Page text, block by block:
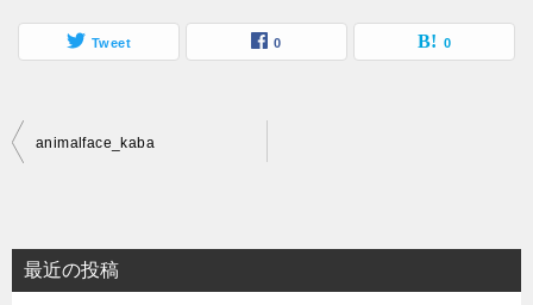
Tweet 0 0
投
ビ
ゲ
animalface_kaba
最近の投稿